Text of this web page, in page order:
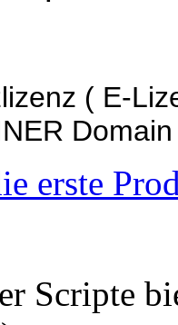
( E-
erste
Scripte